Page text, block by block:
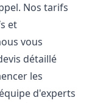
Nos tarifs
et
vous
détaillé
les
d'experts